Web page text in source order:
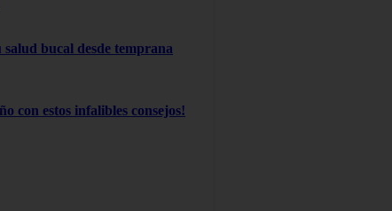
bucal desde temprana
con estos infalibles consejos!